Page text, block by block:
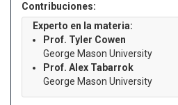
Contribuciones:
Experto en la materia:
Prof. Tyler Cowen
George Mason University
Prof. Alex Tabarrok
George Mason University